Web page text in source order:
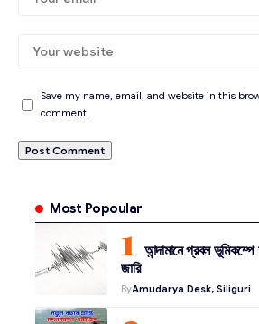
Save my name, email, and website in this
comment.
Most Popoular
আন্দামানে প্রবল
জারি
ByAmudarya Desk, Siliguri